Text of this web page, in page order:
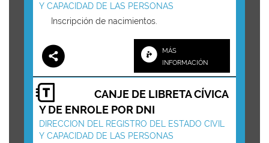
Y CAPACIDAD DE LAS PERSONAS
Inscripción de nacimientos.
MÁS
INFORMACIÓN
CANJE DE LIBRETA CÍVICA
Y DE ENROLE POR DNI
DIRECCION DEL REGISTRO DEL ESTADO CIVIL
Y CAPACIDAD DE LAS PERSONAS